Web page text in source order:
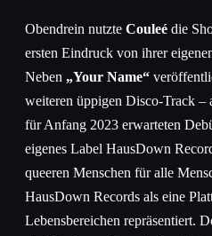
Obendrein nutzte Couleé die
ersten Eindruck von ihrer
Neben „Your Name“
weiteren üppigen Disco-Track –
für Anfang 2023 erwarteten
eigenes Label HausDown
queeren Menschen für alle
HausDown Records als eine
Lebensbereichen repräsentiert.